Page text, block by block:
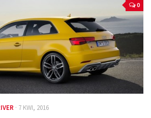
0
· 7 KWI, 2016